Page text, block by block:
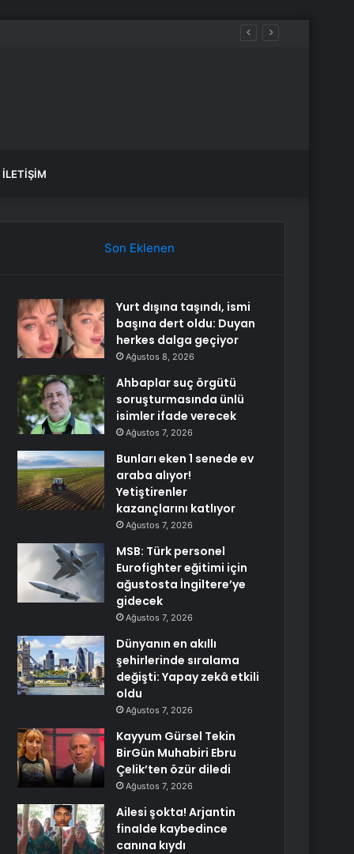
İLETIŞIM
Son Eklenen
Yurt dışına taşındı, ismi
başına dert oldu: Duyan
herkes dalga geçiyor
Ağustos 8, 2026
Ahbaplar suç örgütü
soruşturmasında ünlü
isimler ifade verecek
Ağustos 7, 2026
Bunları eken 1 senede ev
araba alıyor!
Yetiştirenler
kazançlarını katlıyor
Ağustos 7, 2026
MSB: Türk personel
Eurofighter eğitimi için
ağustosta İngiltere’ye
gidecek
Ağustos 7, 2026
Dünyanın en akıllı
şehirlerinde sıralama
değişti: Yapay zekâ etkili
oldu
Ağustos 7, 2026
Kayyum Gürsel Tekin
BirGün Muhabiri Ebru
Çelik’ten özür diledi
Ağustos 7, 2026
Ailesi şokta! Arjantin
finalde kaybedince
canına kıydı